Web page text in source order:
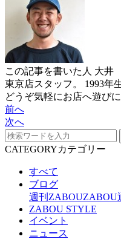
この記事を書いた人 大井
東京店スタッフ。 1993年
どうぞ気軽にお店へ遊び
前へ
次へ
CATEGORYカテゴリー
すべて
ブログ
週刊ZABOUZABOU
ZABOU STYLE
イベント
ニュース